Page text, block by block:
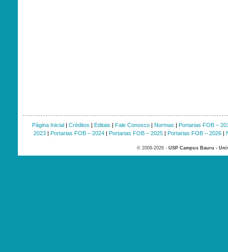
Página Inicial| Créditos | Editais | Fale Conosco| Normas | Portarias FOB –
2023| Portarias FOB – 2024| Portarias FOB – 2025| Portarias FOB – 2026|
© 2009-2026 - USP Campus Bauru -